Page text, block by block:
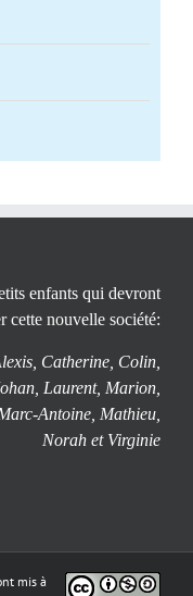
enfants qui devront
cette nouvelle société:
Catherine, Colin,
Laurent, Marion,
Antoine, Mathieu,
Norah et Virginie
mis à